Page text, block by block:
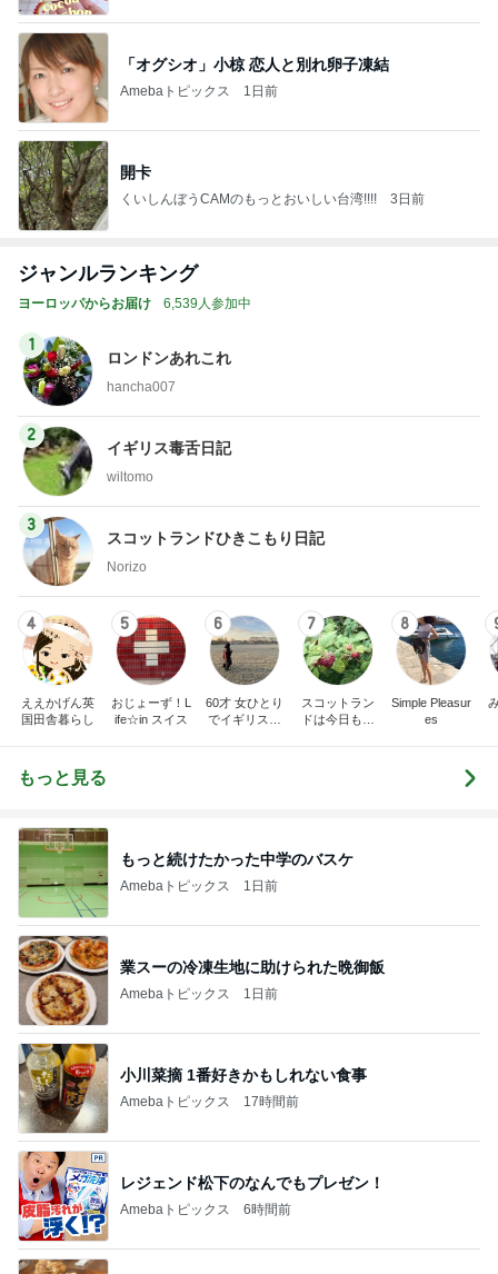
「オグシオ」小椋 恋人と別れ卵子凍結
Amebaトピックス 1日前
開卡
くいしんぼうCAMのもっとおいしい台湾!!!! 3日前
ジャンルランキング
ヨーロッパからお届け 6,539人参加中
1
ロンドンあれこれ
hancha007
2
イギリス毒舌日記
wiltomo
3
スコットランドひきこもり日記
Norizo
4
ええかげん英
国田舎暮らし
5
おじょーず！L
ife☆in スイス
6
60才 女ひとり
でイギリスに
7
スコットラン
ドは今日も曇
8
Simple Pleasur
es
もっと見る
もっと続けたかった中学のバスケ
Amebaトピックス 1日前
業スーの冷凍生地に助けられた晩御飯
Amebaトピックス 1日前
小川菜摘 1番好きかもしれない食事
Amebaトピックス 17時間前
レジェンド松下のなんでもプレゼン！
Amebaトピックス 6時間前